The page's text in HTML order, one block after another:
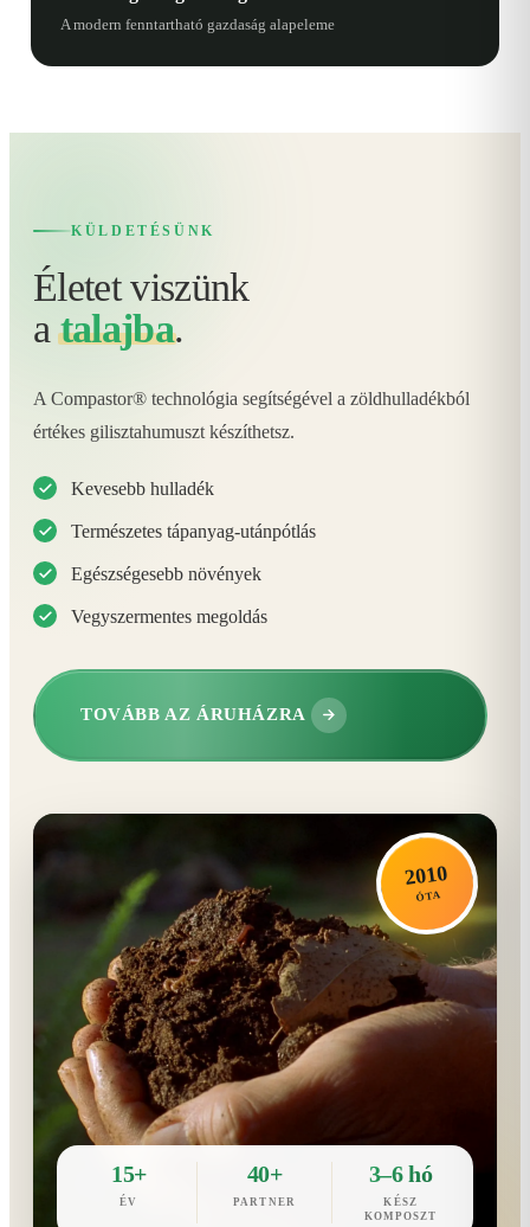
A modern fenntartható gazdaság alapeleme
KÜLDETÉSÜNK
Életet viszünk
atalajba.
A Compastor® technológia segítségével a zöldhulladékból
értékes gilisztahumuszt készíthetsz.
Kevesebb hulladék
Természetes tápanyag-utánpótlás
Egészségesebb növények
Vegyszermentes megoldás
TOVÁBB AZ ÁRUHÁZRA
2010
ÓTA
15+
ÉV
40+
PARTNER
3–6 hó
KÉSZ
KOMPOSZT